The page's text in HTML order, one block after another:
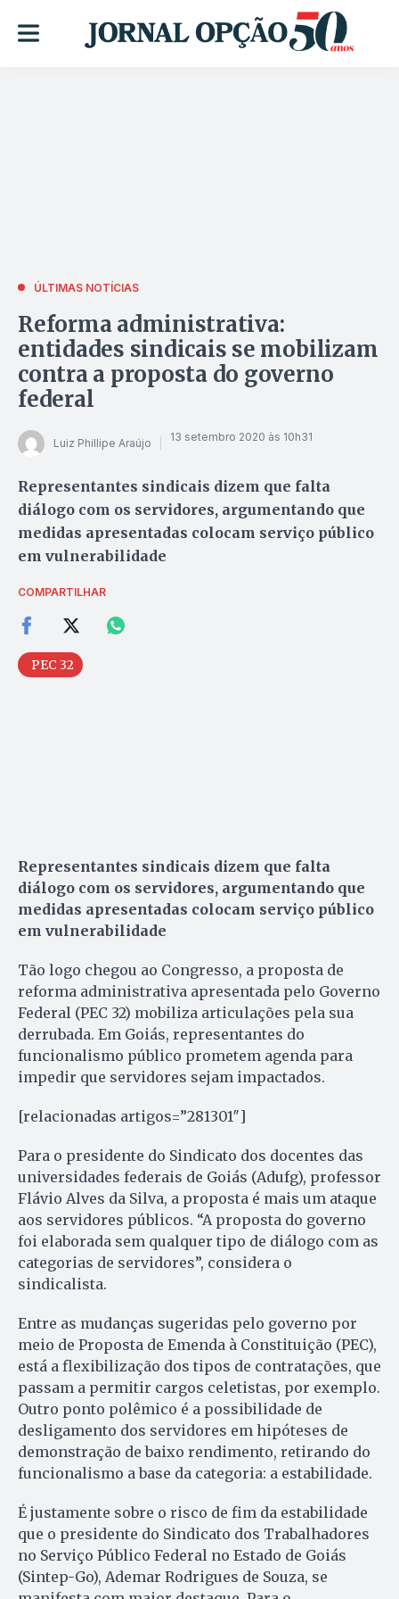
ÚLTIMAS NOTÍCIAS
Reforma administrativa:
entidades sindicais se mobilizam
contra a proposta do governo
federal
Luiz Phillipe Araújo 13 setembro 2020 às 10h31
Representantes sindicais dizem que falta
diálogo com os servidores, argumentando que
medidas apresentadas colocam serviço público
em vulnerabilidade
COMPARTILHAR
PEC 32
Representantes sindicais dizem que falta
diálogo com os servidores, argumentando que
medidas apresentadas colocam serviço público
em vulnerabilidade
Tão logo chegou ao Congresso, a proposta de
reforma administrativa apresentada pelo Governo
Federal (PEC 32) mobiliza articulações pela sua
derrubada. Em Goiás, representantes do
funcionalismo público prometem agenda para
impedir que servidores sejam impactados.
[relacionadas artigos=”281301″]
Para o presidente do Sindicato dos docentes das
universidades federais de Goiás (Adufg), professor
Flávio Alves da Silva, a proposta é mais um ataque
aos servidores públicos. “A proposta do governo
foi elaborada sem qualquer tipo de diálogo com as
categorias de servidores”, considera o
sindicalista.
Entre as mudanças sugeridas pelo governo por
meio de Proposta de Emenda à Constituição (PEC),
está a flexibilização dos tipos de contratações, que
passam a permitir cargos celetistas, por exemplo.
Outro ponto polêmico é a possibilidade de
desligamento dos servidores em hipóteses de
demonstração de baixo rendimento, retirando do
funcionalismo a base da categoria: a estabilidade.
É justamente sobre o risco de fim da estabilidade
que o presidente do Sindicato dos Trabalhadores
no Serviço Público Federal no Estado de Goiás
(Sintep-Go), Ademar Rodrigues de Souza, se